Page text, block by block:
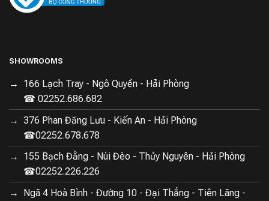
suất mạnh mẽ và khả năng tiết kiệm năng lượng, máy
SHOWROOMS
166 Lạch Tray - Ngô Quyền - Hải Phòng
☎ 02252.686.682
376 Phan Đăng Lưu - Kiến An - Hải Phòng
☎02252.678.678
155 Bạch Đằng - Núi Đèo - Thủy Nguyên - Hải Phòng
☎02252.226.226
Ngã 4 Hoà Bình - Đường 10 - Đại Thắng - Tiên Lãng -